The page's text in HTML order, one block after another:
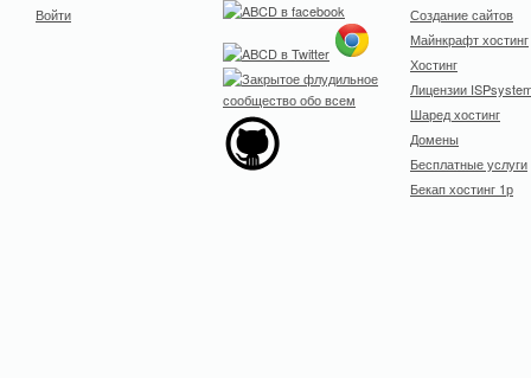
Войти
Создание сайтов
Майнкрафт хостинг
Хостинг
Лицензии
Шаред хостинг
Домены
Бесплатные услуги
Бекап хостинг 1р